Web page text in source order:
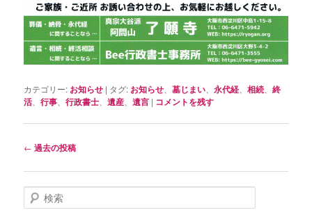
カテゴリー: お知らせ | タグ: お知らせ、墓じまい、永代経、相続、終
活、行事、行政書士、遺産、遺言 | コメントを残す
投
ナ
ビ
ゲ
← 過去の投稿
検
索